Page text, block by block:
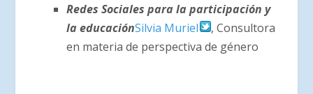
Redes Sociales para la participación y
la educaciónSilvia Muriel
, Consultora
en materia de perspectiva de género